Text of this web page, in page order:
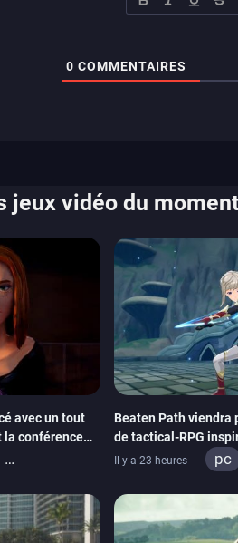
0 COMMENTAIRES
jeux vidéo du moment
avec un tout
la conférence
Beaten Path viendra
de tactical-RPG
Emblem
Il y a 23 heures pc